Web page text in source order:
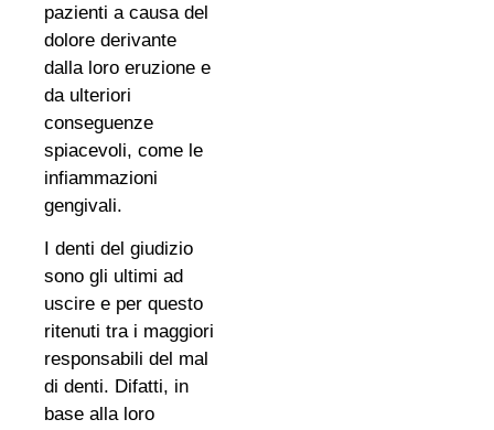
pazienti a causa del
dolore derivante
dalla loro eruzione e
da ulteriori
conseguenze
spiacevoli, come le
infiammazioni
gengivali.
I denti del giudizio
sono gli ultimi ad
uscire e per questo
ritenuti tra i maggiori
responsabili del mal
di denti. Difatti, in
base alla loro